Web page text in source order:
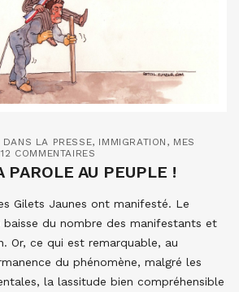
DANS LA PRESSE, IMMIGRATION , MES
12 COMMENTAIRES
PAROLE AU PEUPLE !
Gilets Jaunes ont manifesté. Le
baisse du nombre des manifestants et
Or, ce qui est remarquable, au
du phénomène, malgré les
la lassitude bien compréhensible